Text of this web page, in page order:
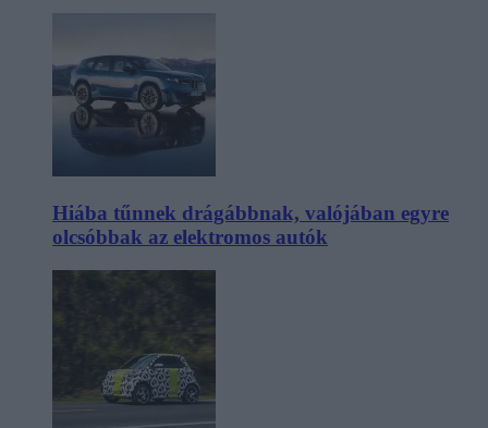
Hiába tűnnek drágábbnak, valójában egyre
olcsóbbak az elektromos autók